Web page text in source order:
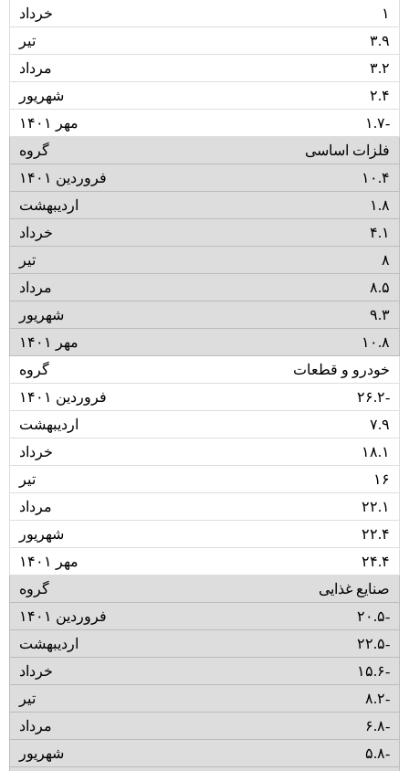
۱
۳.۹
۳.۲
۲.۴
۱.۷-
فلزات اساسی
۱۰.۴
۱.۸
۴.۱
۸
۸.۵
۹.۳
۱۰.۸
خودرو و قطعات
۲۶.۲-
۷.۹
۱۸.۱
۱۶
۲۲.۱
۲۲.۴
۲۴.۴
صنایع غذایی
۲۰.۵-
۲۲.۵-
۱۵.۶-
۸.۲-
۶.۸-
۵.۸-